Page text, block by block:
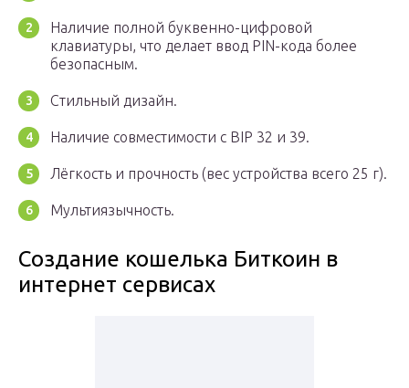
Наличие полной буквенно-цифровой
клавиатуры, что делает ввод PIN-кода более
безопасным.
Стильный дизайн.
Наличие совместимости с BIP 32 и 39.
Лёгкость и прочность (вес устройства всего 25 г).
Мультиязычность.
Создание кошелька Биткоин в
интернет сервисах